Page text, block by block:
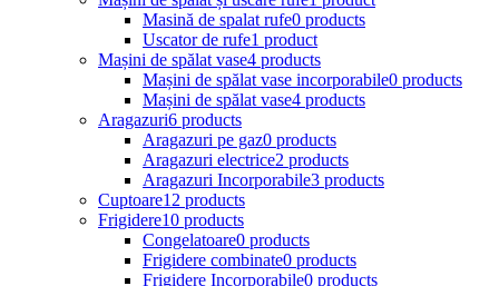
Masină de spalat rufe0 products
Uscator de rufe1 product
Mașini de spălat vase4 products
Mașini de spălat vase incorporabile0 products
Mașini de spălat vase4 products
Aragazuri6 products
Aragazuri pe gaz0 products
Aragazuri electrice2 products
Aragazuri Incorporabile3 products
Cuptoare12 products
Frigidere10 products
Congelatoare0 products
Frigidere combinate0 products
Frigidere Incorporabile0 products